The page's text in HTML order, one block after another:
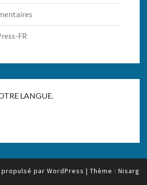
FR
LANGUE.
par WordPress | Thème : Nisarg